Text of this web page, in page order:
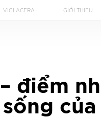
VIGLACERA GIỚI THIỆU
điểm
của